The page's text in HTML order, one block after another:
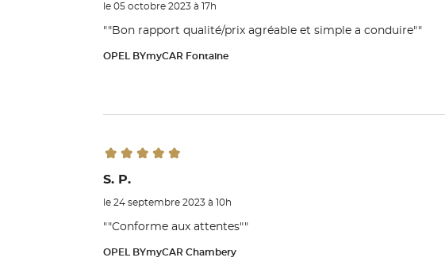
le 05 octobre 2023 à 17h
""Bon rapport qualité/prix agréable et simple a conduire""
OPEL BYmyCAR Fontaine
S. P.
le 24 septembre 2023 à 10h
""Conforme aux attentes""
OPEL BYmyCAR Chambery